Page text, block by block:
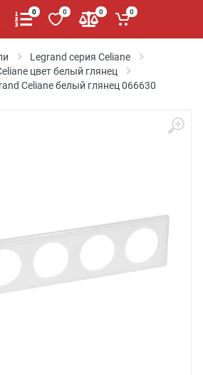
0 0 0 0
Legrand серия Celiane
цвет белый глянец
Celiane белый глянец 066630